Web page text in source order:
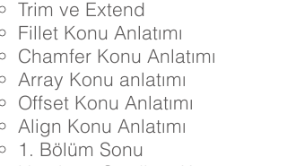
Trim ve Extend
Fillet Konu Anlatımı
Chamfer Konu Anlatımı
Array Konu anlatımı
Offset Konu Anlatımı
Align Konu Anlatımı
1. Bölüm Sonu